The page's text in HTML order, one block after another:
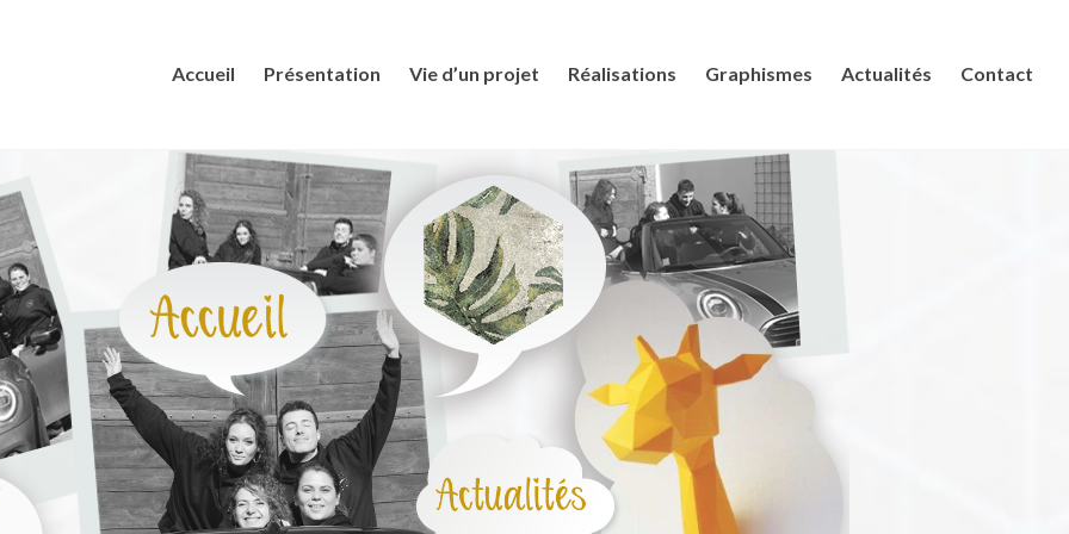
Accueil Présentation Vie d’un projet Réalisations Graphismes Actualités Contact